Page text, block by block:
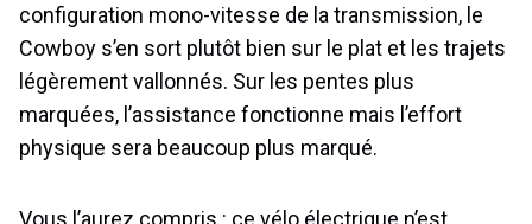
configuration mono-vitesse de la transmission, le
Cowboy s’en sort plutôt bien sur le plat et les trajets
légèrement vallonnés. Sur les pentes plus
marquées, l’assistance fonctionne mais l’effort
physique sera beaucoup plus marqué.
Vous l’aurez compris : ce vélo électrique n’est